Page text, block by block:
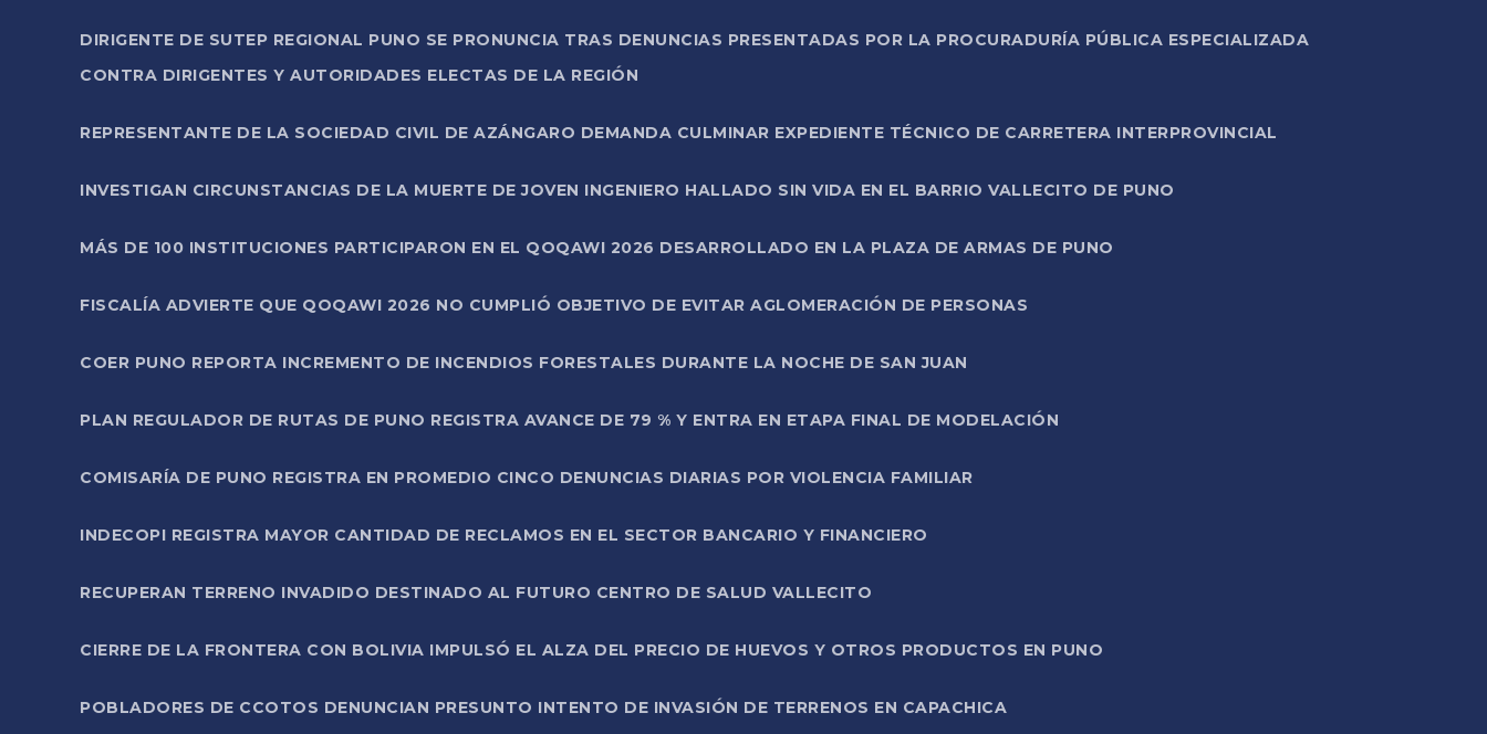
DIRIGENTE DE SUTEP REGIONAL PUNO SE PRONUNCIA TRAS DENUNCIAS PRESENTADAS POR LA PROCURADURÍA PÚBLICA ESPECIALIZADA
CONTRA DIRIGENTES Y AUTORIDADES ELECTAS DE LA REGIÓN
REPRESENTANTE DE LA SOCIEDAD CIVIL DE AZÁNGARO DEMANDA CULMINAR EXPEDIENTE TÉCNICO DE CARRETERA INTERPROVINCIAL
INVESTIGAN CIRCUNSTANCIAS DE LA MUERTE DE JOVEN INGENIERO HALLADO SIN VIDA EN EL BARRIO VALLECITO DE PUNO
MÁS DE 100 INSTITUCIONES PARTICIPARON EN EL QOQAWI 2026 DESARROLLADO EN LA PLAZA DE ARMAS DE PUNO
FISCALÍA ADVIERTE QUE QOQAWI 2026 NO CUMPLIÓ OBJETIVO DE EVITAR AGLOMERACIÓN DE PERSONAS
COER PUNO REPORTA INCREMENTO DE INCENDIOS FORESTALES DURANTE LA NOCHE DE SAN JUAN
PLAN REGULADOR DE RUTAS DE PUNO REGISTRA AVANCE DE 79 % Y ENTRA EN ETAPA FINAL DE MODELACIÓN
COMISARÍA DE PUNO REGISTRA EN PROMEDIO CINCO DENUNCIAS DIARIAS POR VIOLENCIA FAMILIAR
INDECOPI REGISTRA MAYOR CANTIDAD DE RECLAMOS EN EL SECTOR BANCARIO Y FINANCIERO
RECUPERAN TERRENO INVADIDO DESTINADO AL FUTURO CENTRO DE SALUD VALLECITO
CIERRE DE LA FRONTERA CON BOLIVIA IMPULSÓ EL ALZA DEL PRECIO DE HUEVOS Y OTROS PRODUCTOS EN PUNO
POBLADORES DE CCOTOS DENUNCIAN PRESUNTO INTENTO DE INVASIÓN DE TERRENOS EN CAPACHICA